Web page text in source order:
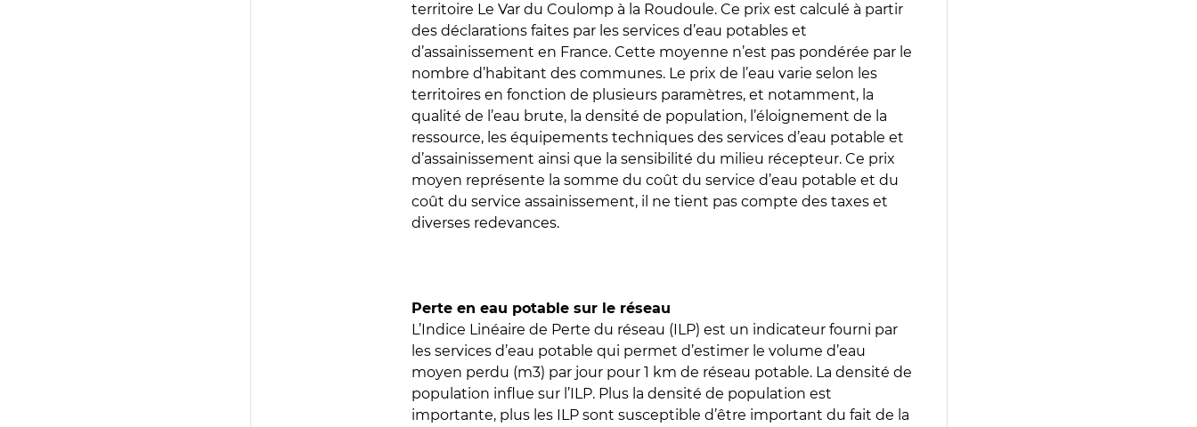
territoire Le Var du Coulomp à la Roudoule. Ce prix est calculé à partir
des déclarations faites par les services d’eau potables et
d’assainissement en France. Cette moyenne n’est pas pondérée par le
nombre d’habitant des communes. Le prix de l’eau varie selon les
territoires en fonction de plusieurs paramètres, et notamment, la
qualité de l’eau brute, la densité de population, l’éloignement de la
ressource, les équipements techniques des services d’eau potable et
d’assainissement ainsi que la sensibilité du milieu récepteur. Ce prix
moyen représente la somme du coût du service d’eau potable et du
coût du service assainissement, il ne tient pas compte des taxes et
diverses redevances.
Perte en eau potable sur le réseau
L’Indice Linéaire de Perte du réseau (ILP) est un indicateur fourni par
les services d’eau potable qui permet d’estimer le volume d’eau
moyen perdu (m3) par jour pour 1 km de réseau potable. La densité de
population influe sur l’ILP. Plus la densité de population est
importante, plus les ILP sont susceptible d’être important du fait de la